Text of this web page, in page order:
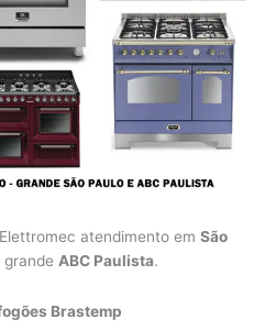
atendimento emSão
grandeABC Paulista.
Brastemp